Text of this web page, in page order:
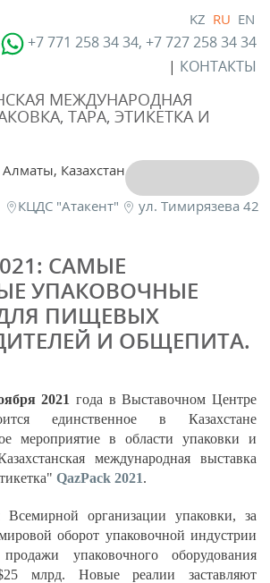
KZ RU EN
+7 771 258 34 34, +7 727 258 34 34
| КОНТАКТЫ
МЕЖДУНАРОДНАЯ
ТАРА, ЭТИКЕТКА И
Алматы, Казахстан
КЦДС "Атакент"
ул. Тимирязева 42
САМЫЕ
УПАКОВОЧНЫЕ
ПИЩЕВЫХ
И ОБЩЕПИТА.
2021года в Выставочном Центре
единственное в Казахстане
мероприятие в области упаковки и
международная выставка
QazPack 2021.
организации упаковки, за
оборот упаковочной индустрии
упаковочного оборудования
млрд. Новые реалии заставляют